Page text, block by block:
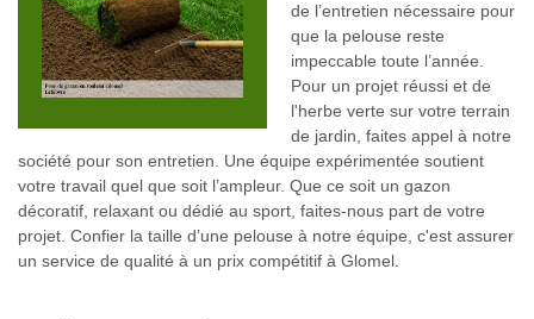
de l’entretien nécessaire pour
que la pelouse reste
impeccable toute l’année.
Pour un projet réussi et de
l'herbe verte sur votre terrain
de jardin, faites appel à notre
société pour son entretien. Une équipe expérimentée soutient
votre travail quel que soit l’ampleur. Que ce soit un gazon
décoratif, relaxant ou dédié au sport, faites-nous part de votre
projet. Confier la taille d’une pelouse à notre équipe, c'est assurer
un service de qualité à un prix compétitif à Glomel.